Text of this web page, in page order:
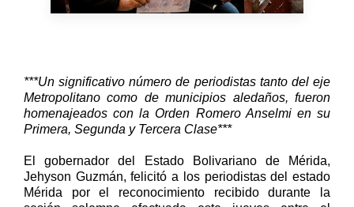
***Un significativo número de periodistas tanto del eje
Metropolitano como de municipios aledaños, fueron
homenajeados con la Orden Romero Anselmi en su
Primera, Segunda y Tercera Clase***
El gobernador del Estado Bolivariano de Mérida,
Jehyson Guzmán, felicitó a los periodistas del estado
Mérida por el reconocimiento recibido durante la